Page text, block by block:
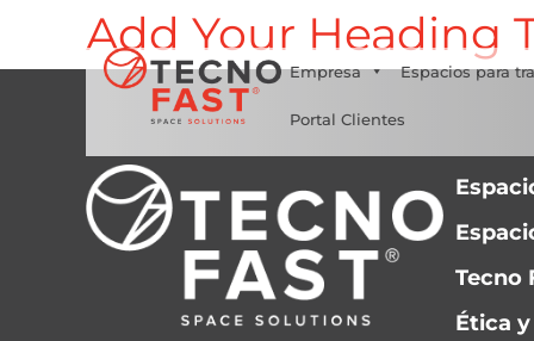
Síguenos
Empresa Espacios para
Portal Clientes
Add Your Heading
Tecno
Ética